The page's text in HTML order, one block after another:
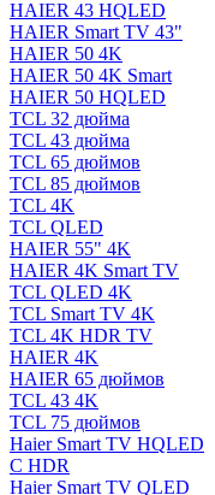
HAIER 43 HQLED
HAIER Smart TV 43"
HAIER 50 4K
HAIER 50 4K Smart
HAIER 50 HQLED
TCL 32 дюйма
TCL 43 дюйма
TCL 65 дюймов
TCL 85 дюймов
TCL 4K
TCL QLED
HAIER 55" 4K
HAIER 4K Smart TV
TCL QLED 4K
TCL Smart TV 4K
TCL 4K HDR TV
HAIER 4K
HAIER 65 дюймов
TCL 43 4K
TCL 75 дюймов
Haier Smart TV HQLED
С HDR
Haier Smart TV QLED